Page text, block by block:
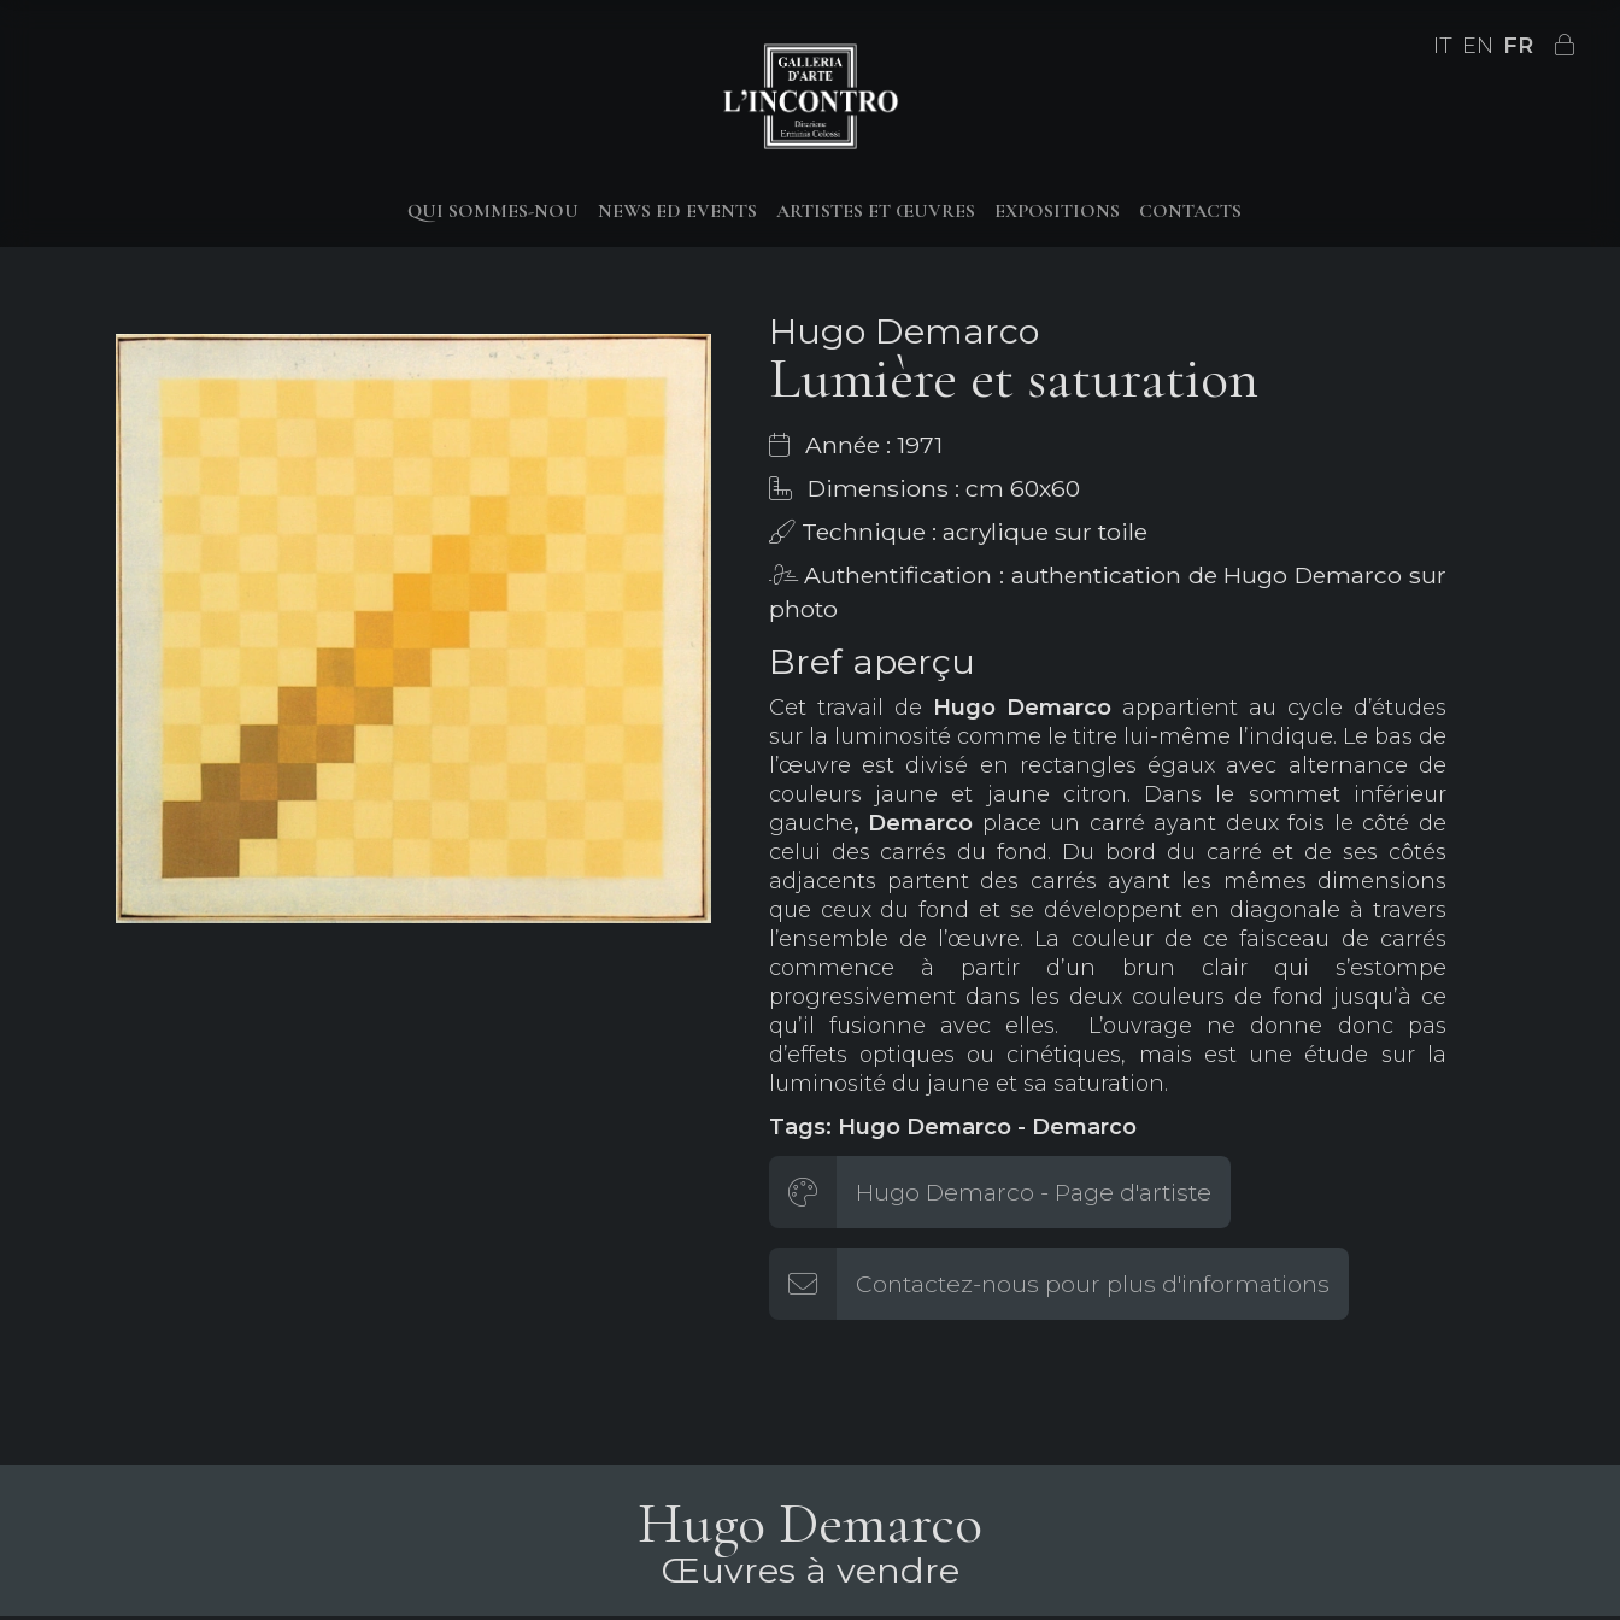
IT EN FR
QUI SOMMES-NOU NEWS ED EVENTS ARTISTES ET ŒUVRES EXPOSITIONS CONTACTS
Hugo Demarco
Lumière et saturation
Année : 1971
Dimensions : cm 60x60
Technique : acrylique sur toile
Authentification : authentication de Hugo Demarco sur
photo
Bref aperçu
Cet travail de Hugo Demarcoappartient au cycle d’études
sur la luminosité comme le titre lui-même l’indique. Le bas de
l’œuvre est divisé en rectangles égaux avec alternance de
couleurs jaune et jaune citron. Dans le sommet inférieur
gauche, Demarco place un carré ayant deux fois le côté de
celui des carrés du fond. Du bord du carré et de ses côtés
adjacents partent des carrés ayant les mêmes dimensions
que ceux du fond et se développent en diagonale à travers
l’ensemble de l’œuvre. La couleur de ce faisceau de carrés
commence à partir d’un brun clair qui s’estompe
progressivement dans les deux couleurs de fond jusqu’à ce
qu’il fusionne avec elles. L’ouvrage ne donne donc pas
d’effets optiques ou cinétiques, mais est une étude sur la
luminosité du jaune et sa saturation.
Tags: Hugo Demarco - Demarco
Hugo Demarco - Page d'artiste
Contactez-nous pour plus d'informations
Hugo Demarco
Œuvres à vendre